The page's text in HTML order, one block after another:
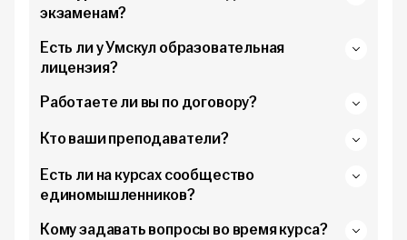
экзаменам?
Есть ли у Умскул образовательная
лицензия?
Работаете ли вы по договору?
Кто ваши преподаватели?
Есть ли на курсах сообщество
единомышленников?
Кому задавать вопросы во время курса?